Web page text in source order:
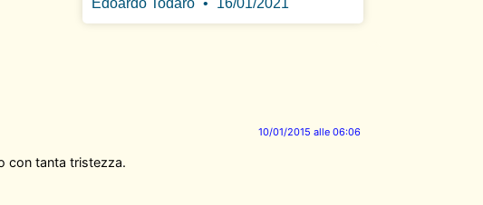
Edoardo Todaro 16/01/2021
10/01/2015 alle 06:06
con tanta tristezza.